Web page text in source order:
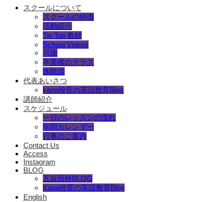
スクールについて
スクールの特徴
活動紹介
Tip Top 教材
School Videos
月謝
卒業後のクラス
体験談
代表あいさつ
kana校長の英語教育Blog
講師紹介
スケジュール
一日のレッスンの流れ
年間カレンダー
行事のご案内
Contact Us
Access
Instagram
BLOG
五反田校BLOG
Kana校長の英語教育Blog
English